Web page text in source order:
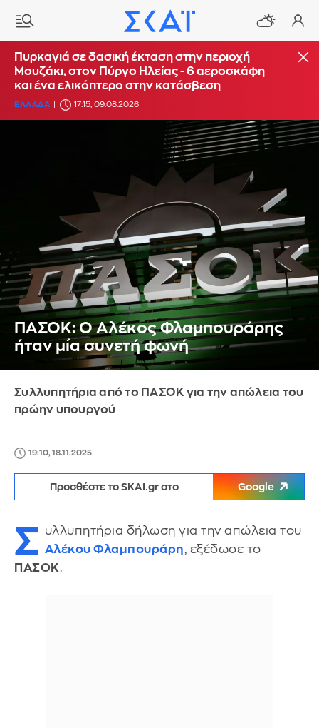
Πυρκαγιά σε δασική έκταση στην περιοχή
Μουζάκι, στον Πύργο Ηλείας - 6 αεροσκάφη
και ένα ελικόπτερο στην κατάσβεση
ΕΛΛΑΔΑ 17:15, 09.08.2026
ΠΑΣΟΚ: Ο Αλέκος Φλαμπουράρης
ήταν μία συνετή φωνή
Συλλυπητήρια από το ΠΑΣΟΚ για την απώλεια του
πρώην υπουργού
19:10, 18.11.2025
Προσθέστε το SKAI.gr στο Google
Σ υλλυπητήρια δήλωση για την απώλεια του
Αλέκου Φλαμπουράρη, εξέδωσε το
ΠΑΣΟΚ.